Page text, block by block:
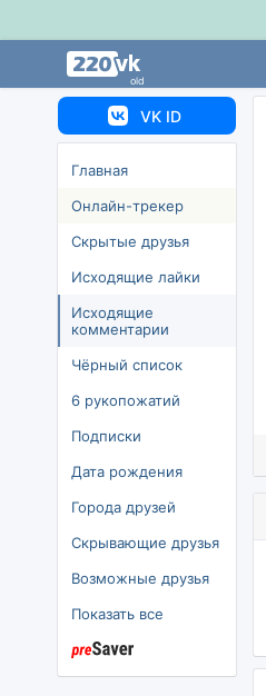
old
VK ID
Главная
Онлайн-трекер
Скрытые друзья
Исходящие лайки
Исходящие
комментарии
Чёрный список
6 рукопожатий
Подписки
Дата рождения
Города друзей
Скрывающие друзья
озможные друзья
Показать все